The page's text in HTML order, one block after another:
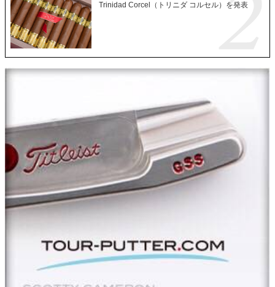
Trinidad Corcel（トリニダ コルセル）を発表